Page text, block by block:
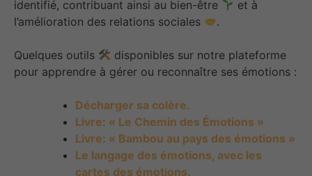
identifié, contribuant ainsi au bien-être
et à
l’amélioration des relations sociales
.
Quelques outils
disponibles sur notre plateforme
pour apprendre à gérer ou reconnaître ses émotions :
Décharger sa colère.
Livre: « Le Chemin des Émotions »
Livre: « Bambou au pays des émotions »
Le langage des émotions, avec les
cartes des émotions.